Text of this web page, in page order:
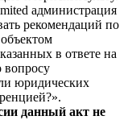
администрация
рекомендаций по
в ответе на
вопросу
юридических
данный акт не